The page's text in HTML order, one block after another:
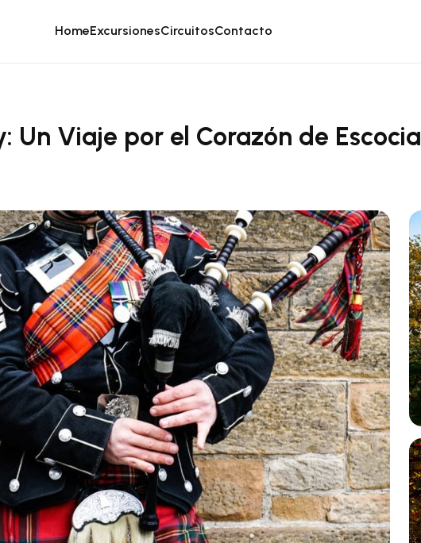
HomeExcursionesCircuitosContacto
Un Viaje por el Corazón de Escocia